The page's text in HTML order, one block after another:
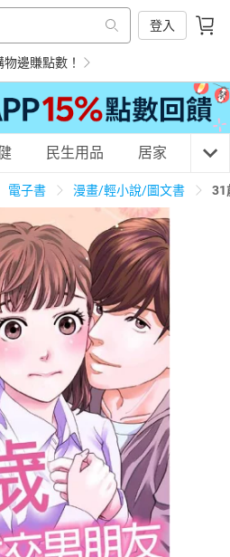
登入
邊賺點數！
養生保健 民生用品
運動休閒 親子玩具
化妝保養 情趣用品
民生用品 居家 3C
電子書 漫畫/輕小說/圖文書 31